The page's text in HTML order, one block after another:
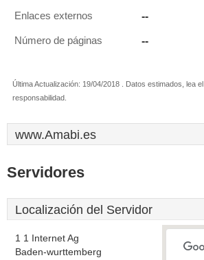
Enlaces externos --
Número de páginas --
Última Actualización: 19/04/2018 . Datos estimados, lea
responsabilidad.
www.Amabi.es
Servidores
Localización del Servidor
1 1 Internet Ag
Baden-wurttemberg